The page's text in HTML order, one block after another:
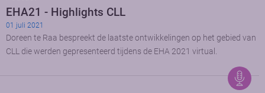
EHA21 - Highlights CLL
01 juli 2021
Doreen te Raa bespreekt de laatste ontwikkelingen op het gebied van
CLL die werden gepresenteerd tijdens de EHA 2021 virtual.